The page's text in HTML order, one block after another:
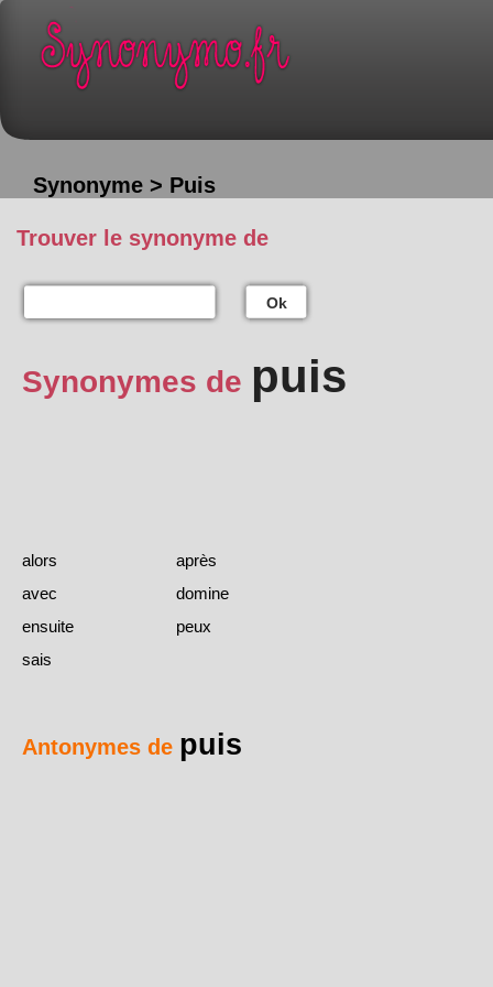
Synonyme > Puis
Trouver le synonyme de
Ok
Synonymes de puis
alors
après
avec
domine
ensuite
peux
sais
Antonymes de puis